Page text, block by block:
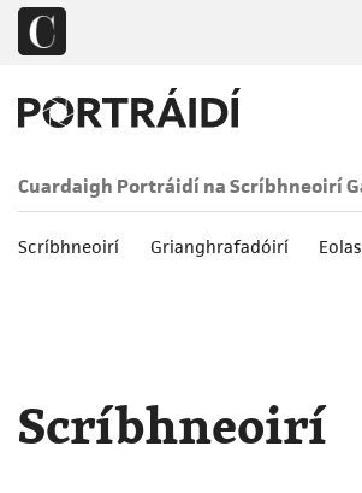
Scríbhneoirí Grianghrafadóirí Eolas
Scríbhneoirí